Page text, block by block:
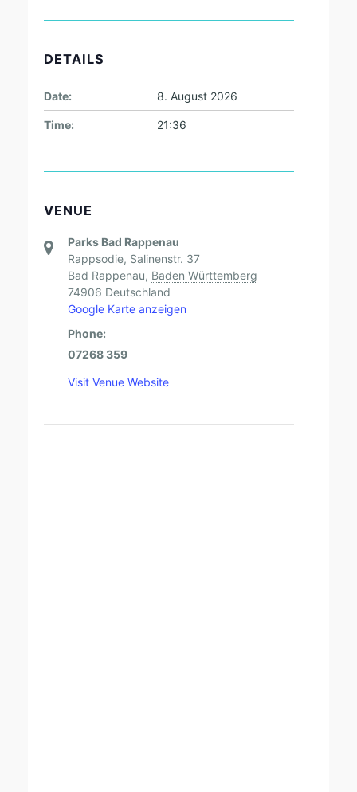
DETAILS
Date: 8. August 2026
Time: 21:36
VENUE
Parks Bad Rappenau
Rappsodie, Salinenstr. 37
Bad Rappenau, Baden Württemberg
74906 Deutschland
Google Karte anzeigen
Phone:
07268 359
Visit Venue Website